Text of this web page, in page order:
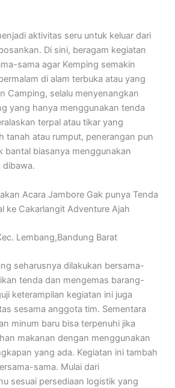
aktivitas seru untuk keluar dari
Di sini, beragam kegiatan
sama agar Kemping semakin
di alam terbuka atau yang
Camping, selalu menyenangkan
yang hanya menggunakan tenda
terpal atau tikar yang
tanah atau rumput, penerangan pun
bantal biasanya menggunakan
dibawa.
Acara Jambore Gak punya Tenda
ke Cakarlangit Adventure Ajah
Lembang,Bandung Barat
seharusnya dilakukan bersama-
tenda dan mengemas barang-
keterampilan kegiatan ini juga
sesama anggota tim. Sementara
minum baru bisa terpenuhi jika
makanan dengan menggunakan
yang ada. Kegiatan ini tambah
sama. Mulai dari
sesuai persediaan logistik yang